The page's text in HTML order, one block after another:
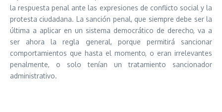
la respuesta penal ante las expresiones de conflicto social y la
protesta ciudadana. La sanción penal, que siempre debe ser la
última a aplicar en un sistema democrático de derecho, va a
ser ahora la regla general, porque permitirá sancionar
comportamientos que hasta el momento, o eran irrelevantes
penalmente, o solo tenían un tratamiento sancionador
administrativo.